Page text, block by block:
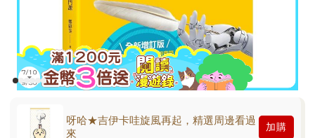
呀哈★吉伊卡哇旋風再起，精選周邊看過
來
加購